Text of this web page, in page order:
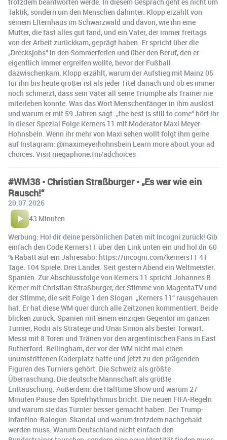
Taktik, sondern um den Menschen dahinter. Klopp erzählt von
seinem Elternhaus im Schwarzwald und davon, wie ihn eine
Mutter, die fast alles gut fand, und ein Vater, der immer freitags
von der Arbeit zurückkam, geprägt haben. Er spricht über die
„Drecksjobs“ in den Sommerferien und über den Beruf, den er
eigentlich immer ergreifen wollte, bevor der Fußball
dazwischenkam. Klopp erzählt, warum der Aufstieg mit Mainz 05
für ihn bis heute größer ist als jeder Titel danach und ob es immer
noch schmerzt, dass sein Vater all seine Triumphe als Trainer nie
miterleben konnte. Was das Wort Menschenfänger in ihm auslöst
und warum er mit 59 Jahren sagt: „the best is still to come“ hört ihr
in dieser Spezial Folge Kerners 11 mit Moderator Maxi Meyer-
Hohnsbein. Wenn ihr mehr von Maxi sehen wollt folgt ihm gerne
auf Instagram: @maximeyerhohnsbein Learn more about your ad
choices. Visit megaphone.fm/adchoices
#WM38 • Christian Straßburger • „Es war wie ein
Rausch!“
20.07.2026
43 Minuten
Werbung: Hol dir deine persönlichen Daten mit Incogni zurück! Gib
einfach den Code Kerners11 über den Link unten ein und hol dir 60
% Rabatt auf ein Jahresabo: ⁠⁠https://incogni.com/kerners11 41
Tage. 104 Spiele. Drei Länder. Seit gestern Abend ein Weltmeister.
Spanien. Zur Abschlussfolge von Kerners 11 spricht Johannes B.
Kerner mit Christian Straßburger, der Stimme von MagentaTV und
der Stimme, die seit Folge 1 den Slogan „Kerners 11“ rausgehauen
hat. Er hat diese WM quer durch alle Zeitzonen kommentiert. Beide
blicken zurück. Spanien mit einem einzigen Gegentor im ganzen
Turnier, Rodri als Stratege und Unai Simon als bester Torwart.
Messi mit 8 Toren und Tränen vor den argentinischen Fans in East
Rutherford. Bellingham, der vor der WM nicht mal einen
unumstrittenen Kaderplatz hatte und jetzt zu den prägenden
Figuren des Turniers gehört. Die Schweiz als größte
Überraschung. Die deutsche Mannschaft als größte
Enttäuschung. Außerdem: die Halftime Show und warum 27
Minuten Pause den Spielrhythmus bricht. Die neuen FIFA-Regeln
und warum sie das Turnier besser gemacht haben. Der Trump-
Infantino-Balogun-Skandal und warum trotzdem nachgehakt
werden muss. Warum Deutschland nicht einfach den